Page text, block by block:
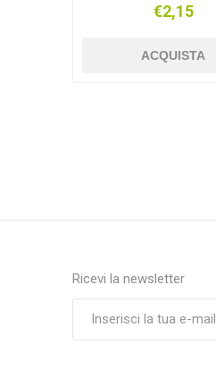
€2,15
ACQUISTA
Ricevi la newsletter